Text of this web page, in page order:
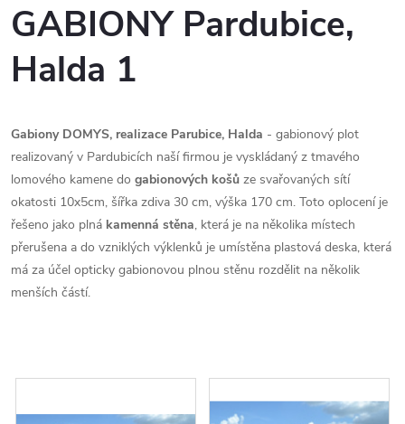
GABIONY Pardubice,
Halda 1
Gabiony DOMYS, realizace Parubice, Halda - gabionový plot
realizovaný v Pardubicích naší firmou je vyskládaný z tmavého
lomového kamene do gabionových košů ze svařovaných sítí
okatosti 10x5cm, šířka zdiva 30 cm, výška 170 cm. Toto oplocení je
řešeno jako plná kamenná stěna, která je na několika místech
přerušena a do vzniklých výklenků je umístěna plastová deska, která
má za účel opticky gabionovou plnou stěnu rozdělit na několik
menších částí.